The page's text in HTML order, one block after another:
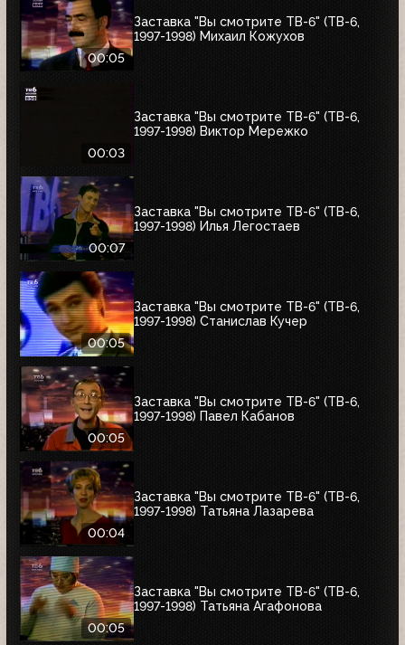
00:05
Заставка "Вы смотрите ТВ-6" (ТВ-6,
1997-1998) Михаил Кожухов
00:03
Заставка "Вы смотрите ТВ-6" (ТВ-6,
1997-1998) Виктор Мережко
00:07
Заставка "Вы смотрите ТВ-6" (ТВ-6,
1997-1998) Илья Легостаев
00:05
Заставка "Вы смотрите ТВ-6" (ТВ-6,
1997-1998) Станислав Кучер
00:05
Заставка "Вы смотрите ТВ-6" (ТВ-6,
1997-1998) Павел Кабанов
00:04
Заставка "Вы смотрите ТВ-6" (ТВ-6,
1997-1998) Татьяна Лазарева
00:05
Заставка "Вы смотрите ТВ-6" (ТВ-6,
1997-1998) Татьяна Агафонова